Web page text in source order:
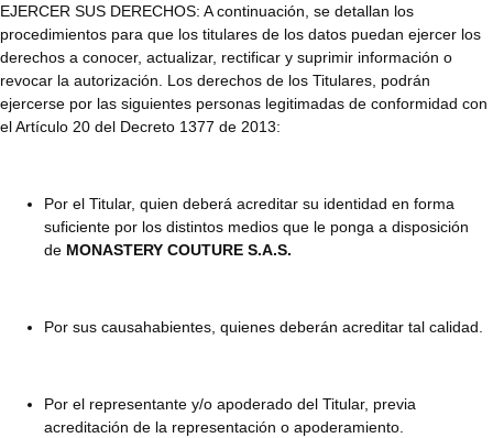
EJERCER SUS DERECHOS: A continuación, se detallan los
procedimientos para que los titulares de los datos puedan ejercer los
derechos a conocer, actualizar, rectificar y suprimir información o
revocar la autorización. Los derechos de los Titulares, podrán
ejercerse por las siguientes personas legitimadas de conformidad con
el Artículo 20 del Decreto 1377 de 2013:
Por el Titular, quien deberá acreditar su identidad en forma
suficiente por los distintos medios que le ponga a disposición
de MONASTERY COUTURE S.A.S.
Por sus causahabientes, quienes deberán acreditar tal calidad.
Por el representante y/o apoderado del Titular, previa
acreditación de la representación o apoderamiento.